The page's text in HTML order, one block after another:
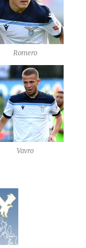
Romero
Vavro